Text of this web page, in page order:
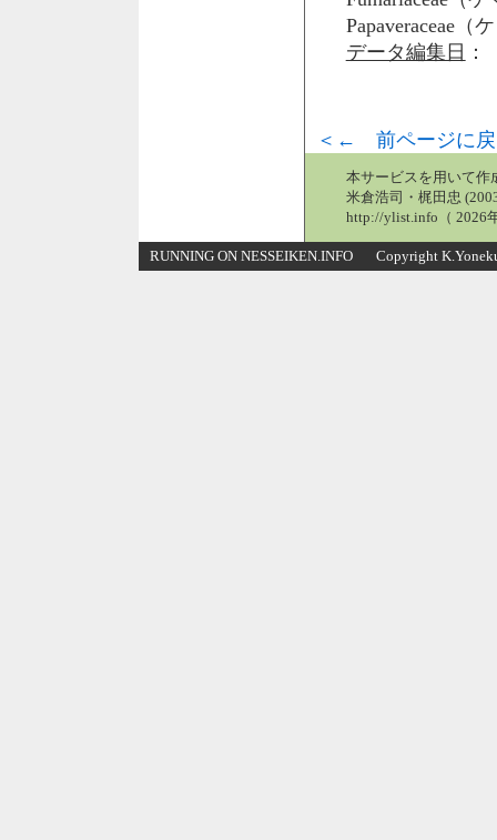
Papaveraceae（
データ編集日
＜← 前ページに戻
本サービスを用いて作
米倉浩司・梶田忠
http://ylist.info（ 2026
RUNNING ON NESSEIKEN.INFO Copyright